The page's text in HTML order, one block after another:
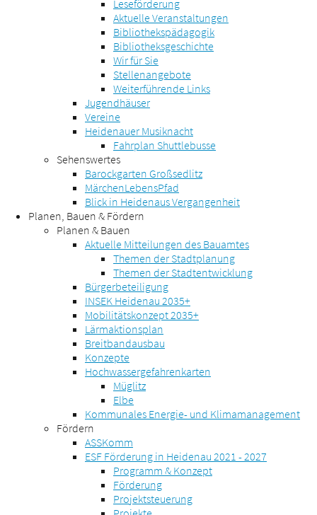
Leseförderung
Aktuelle Veranstaltungen
Bibliothekspädagogik
Bibliotheksgeschichte
Wir für Sie
Stellenangebote
Weiterführende Links
Jugendhäuser
Vereine
Heidenauer Musiknacht
Fahrplan Shuttlebusse
Sehenswertes
Barockgarten Großsedlitz
MärchenLebensPfad
Blick in Heidenaus Vergangenheit
Planen, Bauen & Fördern
Planen & Bauen
Aktuelle Mitteilungen des Bauamtes
Themen der Stadtplanung
Themen der Stadtentwicklung
Bürgerbeteiligung
INSEK Heidenau 2035+
Mobilitätskonzept 2035+
Lärmaktionsplan
Breitbandausbau
Konzepte
Hochwassergefahrenkarten
Müglitz
Elbe
Kommunales Energie- und Klimamanagement
Fördern
ASSKomm
ESF Förderung in Heidenau 2021 - 2027
Programm & Konzept
Förderung
Projektsteuerung